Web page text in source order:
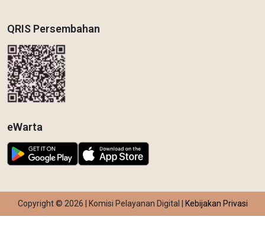
QRIS Persembahan
eWarta
Copyright © 2026 | Komisi Pelayanan Digital | Kebijakan Privasi